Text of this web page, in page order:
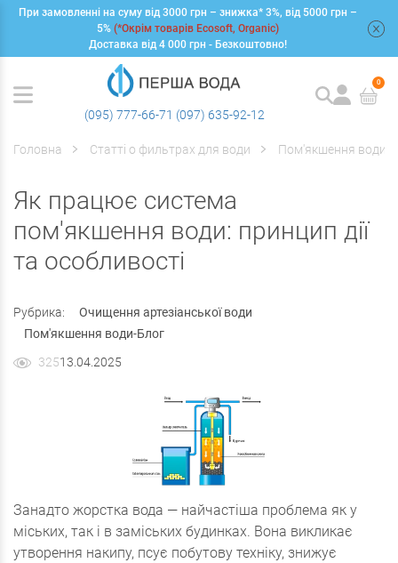
При замовленні на суму від 3000 грн – знижка* 3%, від 5000 грн –
5% (*Окрім товарів Ecosoft, Organic)
Доставка від 4 000 грн - Безкоштовно!
(095) 777-66-71 (097) 635-92-12
0
Головна Статті о фильтрах для води Пом'якшення води-
Як працює система
пом'якшення води: принцип дії
та особливості
Рубрика:
Очищення артезіанської води
Пом'якшення води-Блог
32513.04.2025
Занадто жорстка вода — найчастіша проблема як у
міських, так і в заміських будинках. Вона викликає
утворення накипу, псує побутову техніку, знижує